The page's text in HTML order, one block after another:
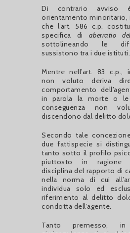
Di contrario avviso
orientamento minoritario,
che l’art. 586 c.p.
specifica di aberratio
sottolineando le
sussistono tra i due istituti.
Mentre nell’art. 83 c.p.,
non voluto deriva
comportamento
in parola la morte o le
conseguenza non
discendono dal delitto
Secondo tale
due fattispecie si
tanto sotto il profilo
piuttosto in ragione
disciplina del rapporto di
nella norma di cui
individua solo ed
riferimento al delitto
condotta dell’agente.
Tanto premesso,